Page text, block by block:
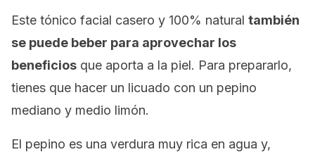
Este tónico facial casero y 100% natural también
se puede beber para aprovechar los
beneficios que aporta a la piel. Para prepararlo,
tienes que hacer un licuado con un pepino
mediano y medio limón.
El pepino es una verdura muy rica en agua y,